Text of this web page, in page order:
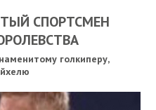
СПОРТСМЕН
голкиперу,